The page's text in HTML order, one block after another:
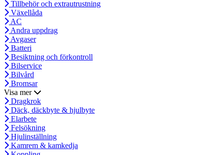
Tillbehör och extrautrustning
Växellåda
AC
Andra uppdrag
Avgaser
Batteri
Besiktning och förkontroll
Bilservice
Bilvård
Bromsar
Visa mer
Dragkrok
Däck, däckbyte & hjulbyte
Elarbete
Felsökning
Hjulinställning
Kamrem & kamkedja